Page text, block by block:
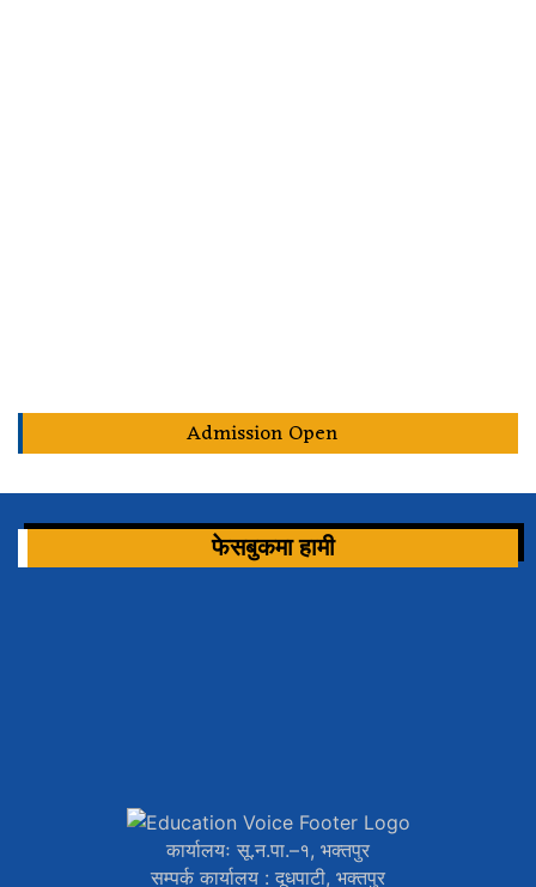
Admission Open
फेसबुकमा हामी
कार्यालयः सू.न.पा.–१, भक्तपुर
सम्पर्क कार्यालय : दूधपाटी, भक्तपुर